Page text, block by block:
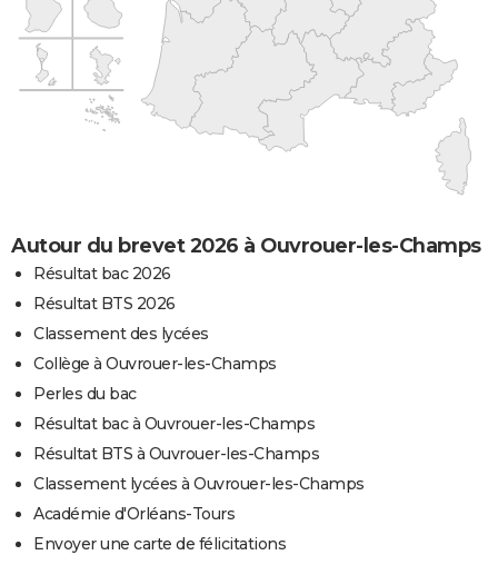
Autour du brevet 2026 à Ouvrouer-les-Champs
Résultat bac 2026
Résultat BTS 2026
Classement des lycées
Collège à Ouvrouer-les-Champs
Perles du bac
Résultat bac à Ouvrouer-les-Champs
Résultat BTS à Ouvrouer-les-Champs
Classement lycées à Ouvrouer-les-Champs
Académie d'Orléans-Tours
Envoyer une carte de félicitations